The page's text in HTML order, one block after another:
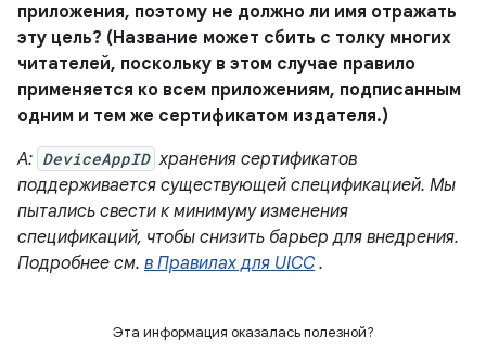
приложения, поэтому не должно ли имя отражать
эту цель? (Название может сбить с толку многих
читателей, поскольку в этом случае правило
применяется ко всем приложениям, подписанным
одним и тем же сертификатом издателя.)
A: DeviceAppID хранения сертификатов
поддерживается существующей спецификацией. Мы
пытались свести к минимуму изменения
спецификаций, чтобы снизить барьер для внедрения.
Подробнее см. в Правилах для UICC.
Эта информация оказалась полезной?